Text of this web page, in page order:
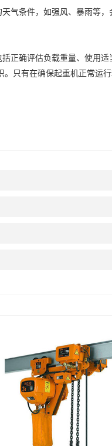
条件，如强风、暴雨等，
确评估负载重量、使用适
只有在确保起重机正常运